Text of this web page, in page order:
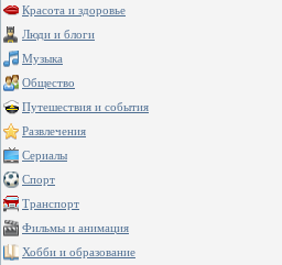
Красота и здоровье
Люди и блоги
Музыка
Общество
Путешествия и события
Развлечения
Сериалы
Спорт
Транспорт
Фильмы и анимация
Хобби и образование